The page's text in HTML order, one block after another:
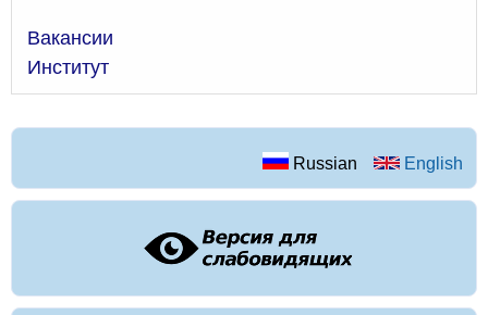
Вакансии
Институт
Russian English